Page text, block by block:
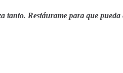
tanto. Restáurame para que